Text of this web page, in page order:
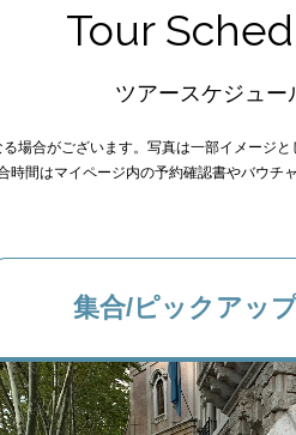
Tour
ツアースケジュー
場合がございます。写真は一部イメージ
時間はマイページ内の予約確認書やバウチ
集合/ピックアッ